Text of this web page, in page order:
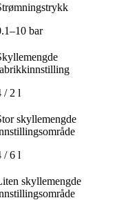
bar
/ 2 l
skyllemengde
/ 6 l
skyllemengde